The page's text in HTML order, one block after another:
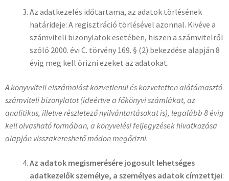
Az adatkezelés időtartama, az adatok törlésének
határideje: A regisztráció törlésével azonnal. Kivéve a
számviteli bizonylatok esetében, hiszen a számvitelről
szóló 2000. évi C. törvény 169. § (2) bekezdése alapján 8
évig meg kell őrizni ezeket az adatokat.
A könyvviteli elszámolást közvetlenül és közvetetten alátámasztó
számviteli bizonylatot (ideértve a főkönyvi számlákat, az
analitikus, illetve részletező nyilvántartásokat is), legalább 8 évig
kell olvasható formában, a könyvelési feljegyzések hivatkozása
alapján visszakereshető módon megőrizni.
Az adatok megismerésére jogosult lehetséges
adatkezelők személye, a személyes adatok címzettjei: